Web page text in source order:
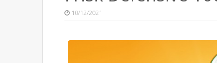
10/12/2021